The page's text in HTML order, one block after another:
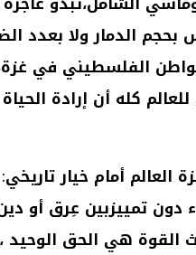
بحجم الدمار ولا بعدد
الفلسطيني في
للعالم كله أن إرادة الحياة
العالم أمام خيارتاريخي:
دون تمييزبين عِرق أو
القوة هي الحق الوحيد ،